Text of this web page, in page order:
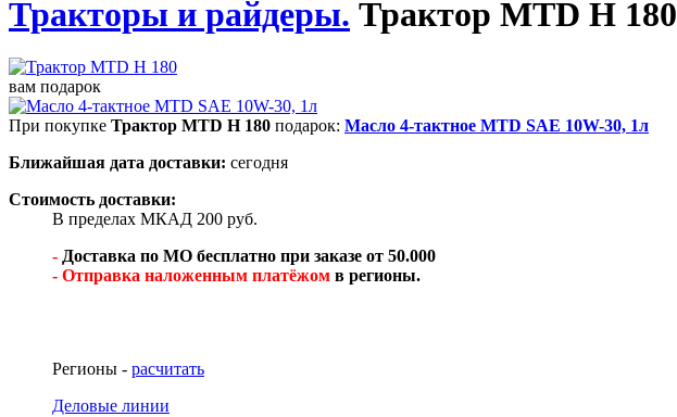
Тракторы и райдеры. Трактор MTD H 180
вам подарок
При покупке Трактор MTD H 180 подарок: Масло 4-тактное MTD SAE 10W-30, 1л
Ближайшая дата доставки: сегодня
Стоимость доставки:
В пределах МКАД 200 руб.
- Доставка по МО бесплатно при заказе от 50.000
- Отправка наложенным платёжом в регионы.
Регионы - расчитать
Деловые линии